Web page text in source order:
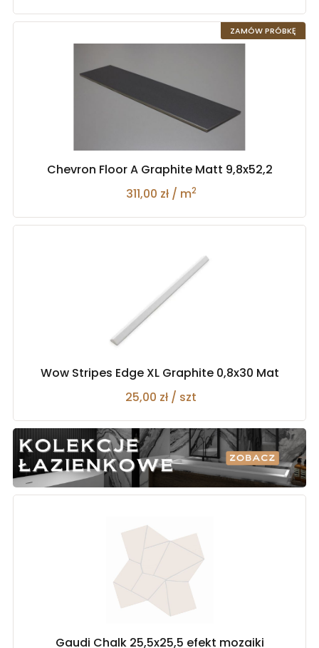
ZAMÓW PRÓBKĘ
Chevron Floor A Graphite Matt 9,8x52,2
311,00 zł / m2
Wow Stripes Edge XL Graphite 0,8x30 Mat
25,00 zł / szt
Gaudi Chalk 25,5x25,5 efekt mozaiki